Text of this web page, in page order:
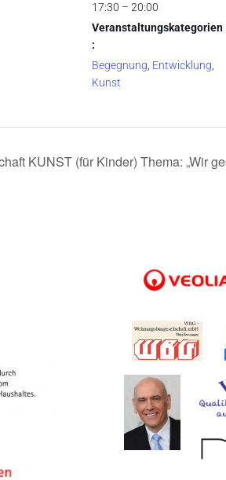
17:30 – 20:00
Veranstaltungskategorien
:
Begegnung Entwicklung
Kunst
KUNST (für Kinder) Thema: „Wir